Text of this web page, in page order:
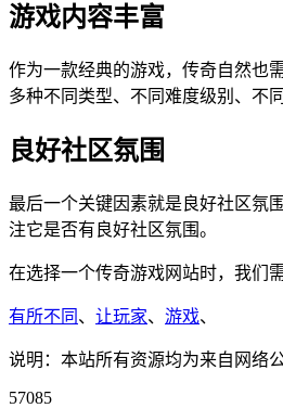
游戏内容丰富
作为一款经典的游戏，传奇自然也
多种不同类型、不同难度级别、不
良好社区氛围
最后一个关键因素就是良好社区氛
注它是否有良好社区氛围。
在选择一个传奇游戏网站时，我们
有所不同 、 让玩家、 游戏、
说明：本站所有资源均为来自网络
57085